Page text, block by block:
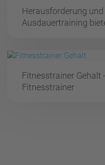
Herausforderung und
Ausdauertraining
Fitnesstrainer Gehalt
Fitnesstrainer